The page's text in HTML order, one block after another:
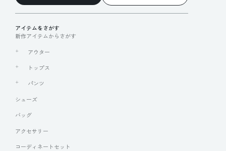
アイテムをさがす
新作アイテムからさがす
アウター
トップス
パンツ
シューズ
バッグ
アクセサリー
コーディネートセット